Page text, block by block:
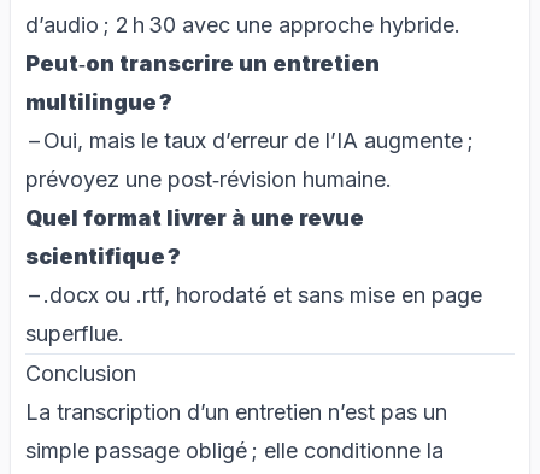
d’audio ; 2 h 30 avec une approche hybride.
Peut‑on transcrire un entretien
multilingue ?
– Oui, mais le taux d’erreur de l’IA augmente ;
prévoyez une post‑révision humaine.
Quel format livrer à une revue
scientifique ?
– .docx ou .rtf, horodaté et sans mise en page
superflue.
Conclusion
La transcription d’un entretien n’est pas un
simple passage obligé ; elle conditionne la